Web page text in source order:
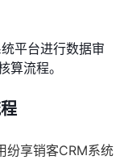
平台进行数据审
算流程。
纷享销客CRM系统